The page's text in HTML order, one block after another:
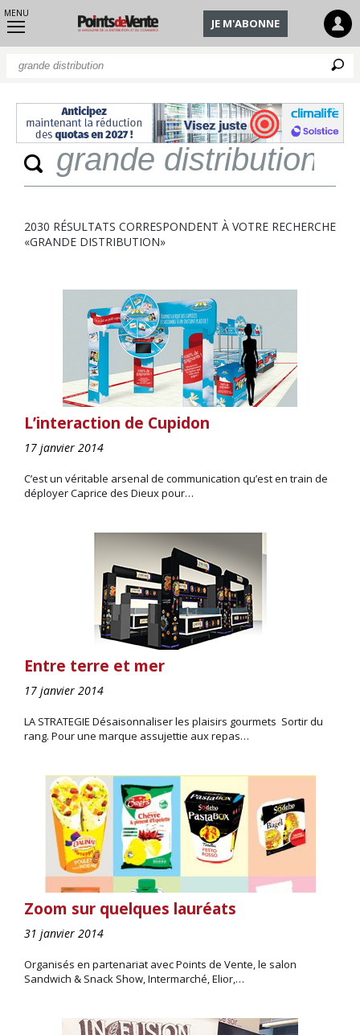
MENU
JE M'ABONNE
2030 RÉSULTATS CORRESPONDENT À VOTRE RECHERCHE
«GRANDE DISTRIBUTION»
L’interaction de Cupidon
17 janvier 2014
C’est un véritable arsenal de communication qu’est en train de
déployer Caprice des Dieux pour…
Entre terre et mer
17 janvier 2014
LA STRATEGIE Désaisonnaliser les plaisirs gourmets Sortir du
rang. Pour une marque assujettie aux repas…
Zoom sur quelques lauréats
31 janvier 2014
Organisés en partenariat avec Points de Vente, le salon
Sandwich & Snack Show, Intermarché, Elior,…